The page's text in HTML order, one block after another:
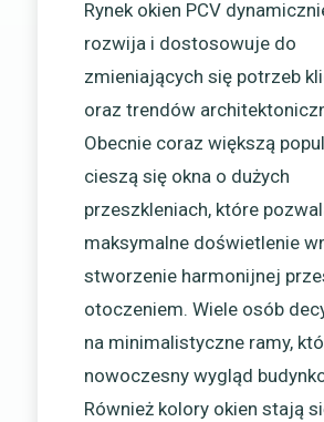
Rynek okien PCV
rozwija i dostosowuje do
zmieniających się potrzeb
oraz trendów
Obecnie coraz większą
cieszą się okna o dużych
przeszkleniach, które
maksymalne doświetlenie
stworzenie harmonijnej
otoczeniem. Wiele osób
na minimalistyczne ramy,
nowoczesny wygląd
Również kolory okien stają